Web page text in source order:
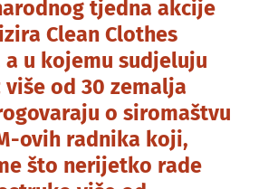
tjedna akcije
Clean Clothes
a u kojemu sudjeluju
od 30 zemalja
o siromaštvu
ovih radnika koji,
što nerijetko rade